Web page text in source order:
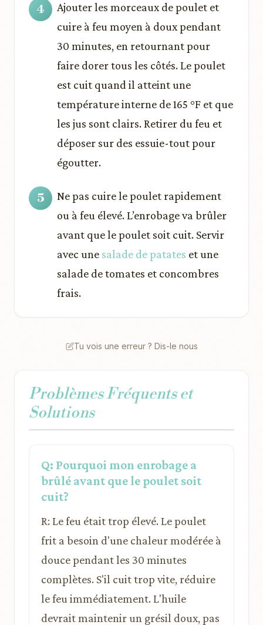
Ajouter les morceaux de poulet et
cuire à feu moyen à doux pendant
30 minutes, en retournant pour
faire dorer tous les côtés. Le poulet
est cuit quand il atteint une
température interne de 165 °F et que
les jus sont clairs. Retirer du feu et
déposer sur des essuie-tout pour
égoutter.
Ne pas cuire le poulet rapidement
ou à feu élevé. L’enrobage va brûler
avant que le poulet soit cuit. Servir
avec une salade de patates et une
salade de tomates et concombres
frais.
Tu vois une erreur ? Dis-le nous
Problèmes Fréquents et
Solutions
Q: Pourquoi mon enrobage a
brûlé avant que le poulet soit
cuit?
R: Le feu était trop élevé. Le poulet
frit a besoin d'une chaleur modérée à
douce pendant les 30 minutes
complètes. S'il cuit trop vite, réduire
le feu immédiatement. L'huile
devrait maintenir un grésil doux, pas